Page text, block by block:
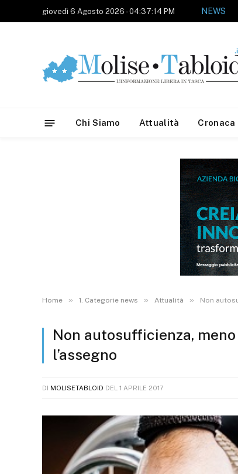
giovedì 6 Agosto 2026 - 04:37:14 PM NEWS
Chi Siamo Attualità Cronaca
Home » 1. Categorie news » Attualità » Non
Non autosufficienza,
l’assegno
DI MOLISETABLOID DEL 1 APRILE 2017